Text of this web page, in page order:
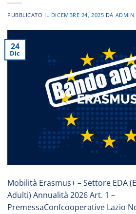
PUBBLICATO IL DICEMBRE 24, 2025 DA ADMIN
24
Dic
Mobilità Erasmus+ – Settore EDA
Adulti) Annualità 2026 Art. 1 –
PremessaConfcooperative Lazio